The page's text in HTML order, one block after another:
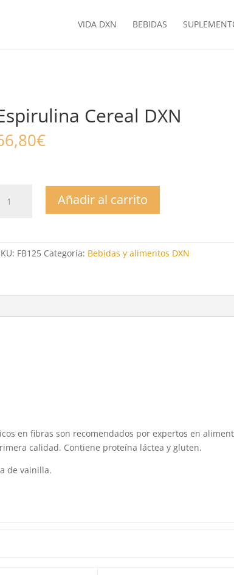
VIDA DXN BEBIDAS
Cereal DXN
€
Cereal
Añadir al carrito
FB125 Categoría: Bebidas y alimentos DXN
en fibras son recomendados por expertos en
calidad. Contiene proteína láctea y gluten.
de vainilla.